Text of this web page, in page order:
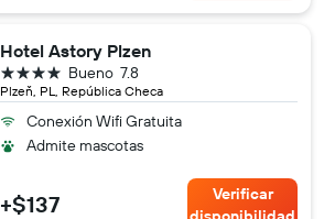
Hotel Astory Plzen
Plzeň, PL, República Checa
7.8
Bueno
4 estrellas
Conexión Wifi Gratuita
Admite mascotas
+$137
Verificar